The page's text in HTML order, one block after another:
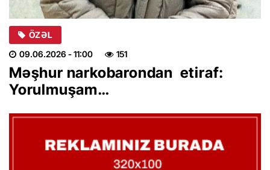
ÖZƏL
09.06.2026 - 11:00 151
Məşhur narkobarondan etiraf:
Yorulmuşam…